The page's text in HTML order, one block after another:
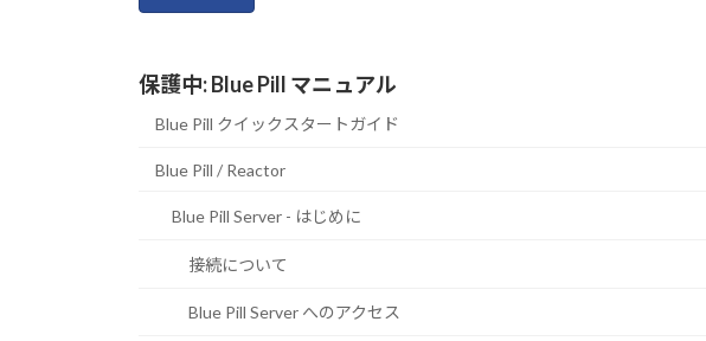
保護中: Blue Pill マニュアル
Blue Pill クイックスタートガイド
Blue Pill / Reactor
Blue Pill Server - はじめに
接続について
Blue Pill Server へのアクセス